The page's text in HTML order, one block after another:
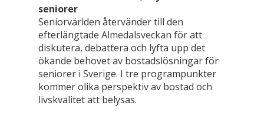
seniorer
Seniorvärlden återvänder till den
efterlängtade Almedalsveckan för att
diskutera, debattera och lyfta upp det
ökande behovet av bostadslösningar för
seniorer i Sverige. I tre programpunkter
kommer olika perspektiv av bostad och
livskvalitet att belysas.